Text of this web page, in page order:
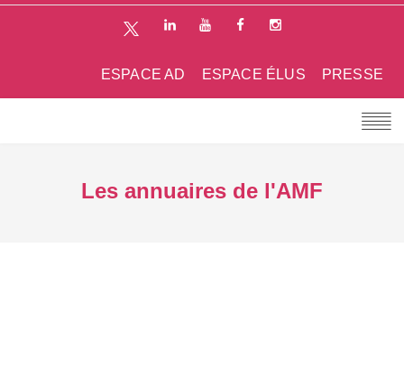
PRESSE
ESPACE ÉLUS
ESPACE AD
Les annuaires de l'AMF